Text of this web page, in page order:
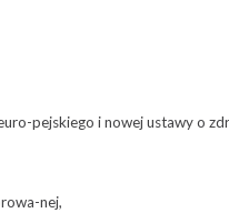
pejskiego i nowej ustawy o
nej,